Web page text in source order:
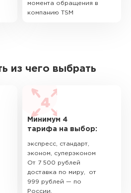
момента обращения в
компанию TSM
из чего выбрать
Минимум 4
тарифа на выбор:
экспресс, стандарт,
эконом, суперэконом
От 7 500 рублей
доставка по миру, от
999 рублей — по
России.